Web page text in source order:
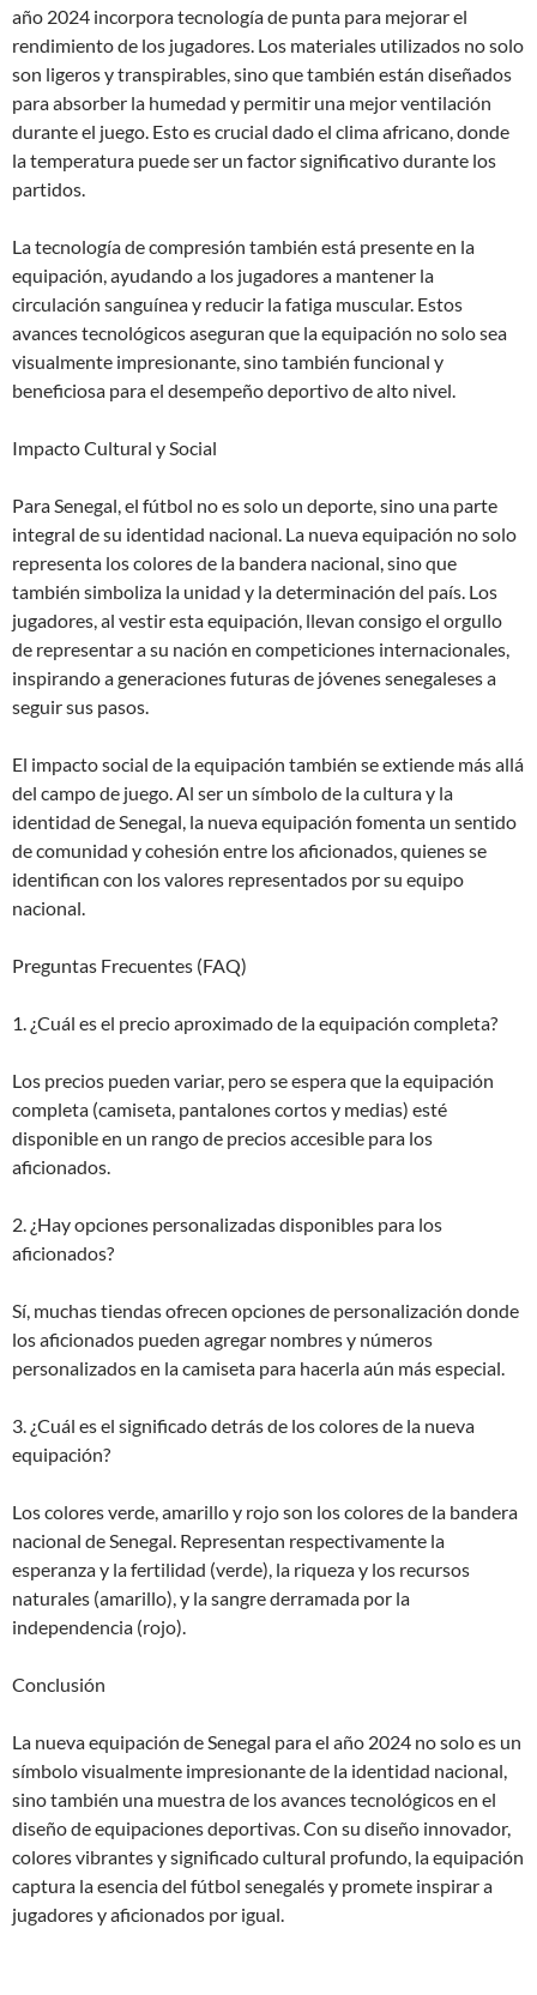
año 2024 incorpora tecnología de punta para mejorar el
rendimiento de los jugadores. Los materiales utilizados no solo
son ligeros y transpirables, sino que también están diseñados
para absorber la humedad y permitir una mejor ventilación
durante el juego. Esto es crucial dado el clima africano, donde
la temperatura puede ser un factor significativo durante los
partidos.
La tecnología de compresión también está presente en la
equipación, ayudando a los jugadores a mantener la
circulación sanguínea y reducir la fatiga muscular. Estos
avances tecnológicos aseguran que la equipación no solo sea
visualmente impresionante, sino también funcional y
beneficiosa para el desempeño deportivo de alto nivel.
Impacto Cultural y Social
Para Senegal, el fútbol no es solo un deporte, sino una parte
integral de su identidad nacional. La nueva equipación no solo
representa los colores de la bandera nacional, sino que
también simboliza la unidad y la determinación del país. Los
jugadores, al vestir esta equipación, llevan consigo el orgullo
de representar a su nación en competiciones internacionales,
inspirando a generaciones futuras de jóvenes senegaleses a
seguir sus pasos.
El impacto social de la equipación también se extiende más allá
del campo de juego. Al ser un símbolo de la cultura y la
identidad de Senegal, la nueva equipación fomenta un sentido
de comunidad y cohesión entre los aficionados, quienes se
identifican con los valores representados por su equipo
nacional.
Preguntas Frecuentes (FAQ)
1. ¿Cuál es el precio aproximado de la equipación completa?
Los precios pueden variar, pero se espera que la equipación
completa (camiseta, pantalones cortos y medias) esté
disponible en un rango de precios accesible para los
aficionados.
2. ¿Hay opciones personalizadas disponibles para los
aficionados?
Sí, muchas tiendas ofrecen opciones de personalización donde
los aficionados pueden agregar nombres y números
personalizados en la camiseta para hacerla aún más especial.
3. ¿Cuál es el significado detrás de los colores de la nueva
equipación?
Los colores verde, amarillo y rojo son los colores de la bandera
nacional de Senegal. Representan respectivamente la
esperanza y la fertilidad (verde), la riqueza y los recursos
naturales (amarillo), y la sangre derramada por la
independencia (rojo).
Conclusión
La nueva equipación de Senegal para el año 2024 no solo es un
símbolo visualmente impresionante de la identidad nacional,
sino también una muestra de los avances tecnológicos en el
diseño de equipaciones deportivas. Con su diseño innovador,
colores vibrantes y significado cultural profundo, la equipación
captura la esencia del fútbol senegalés y promete inspirar a
jugadores y aficionados por igual.